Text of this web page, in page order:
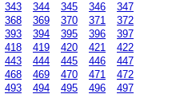
343 344 345 346
347
368 369 370 371
372
393 394 395 396
397
418 419 420 421
422
443 444 445 446
447
468 469 470 471
472
493 494 495 496 497